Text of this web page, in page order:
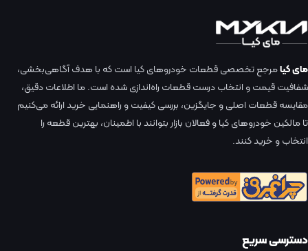
مای کیامرجع تخصصی قطعات خودروهای کیا است که با هدف آگاهی‌بخشی،
شفافیت قیمت و انتخاب درست قطعات راه‌اندازی شده است. ما اطلاعات دقیق،
مقایسه قطعات اصلی و جایگزین، بررسی کیفیت و راهنمایی خرید ارائه می‌کنیم
تا مالکین خودروهای کیا و فعالان بازار بتوانند با اطمینان، بهترین قطعه را
انتخاب و خرید کنند.
دسترسی سریع